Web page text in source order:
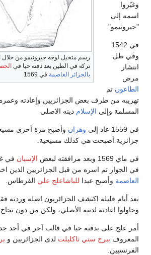
رسم متخيل لوجه جيرونيمو من خلال
تركه في الطين بعد دفنه حيا في
بالجزائر العاصمة في 1569
وغيّروا
اسمه إلى
"جيرونيمو".
في 1542
وفي ظل
انتشار
مرض
الطاعون تم
المسلمة وإلى الإسلام دينه الاصلي
في 1559 عاد إلى وهران وأصبح مرة أخرى
جزائرية أصبحت هي كذلك مسيحية.
في ماي 1569 وبعد مرافقته لبعض الإسبان في
في الجوار تم اسره من قبل الجزائريين الذين
العاصمة وأصبح عبدا للباشاعلج علي الفرطاس.
بعد أيام قليلة اكتشف الجزائريون اصله وردته
وحاولوا اعادته لدينه الأصلي، ولكن من دون نجاح.
أمر علج على بدفنه حيا في قالب آجر في أحد
المعروف ببرج ستي تاكليلت لدى الجزائريين و
الفرنسيين.